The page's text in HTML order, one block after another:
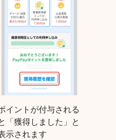
イントが付与される
「獲得しました」と
示されます